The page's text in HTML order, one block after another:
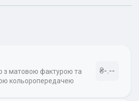
з матовою фактурою та
кольоропередачею
₴-.--